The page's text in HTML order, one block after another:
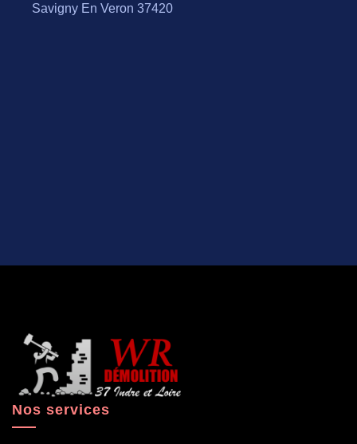
Savigny En Veron 37420
Nos services